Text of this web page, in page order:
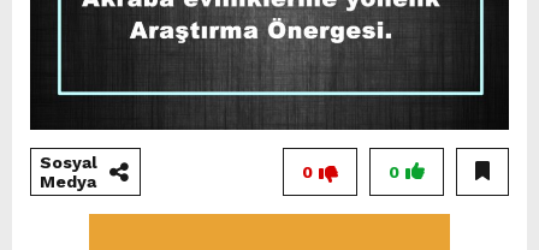
Sosyal
Medya
0
0